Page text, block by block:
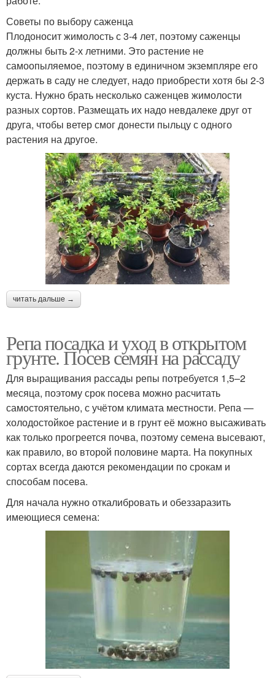
Советы по выбору саженца
Плодоносит жимолость с 3-4 лет, поэтому саженцы
должны быть 2-х летними. Это растение не
самоопыляемое, поэтому в единичном экземпляре его
держать в саду не следует, надо приобрести хотя бы 2-3
куста. Нужно брать несколько саженцев жимолости
разных сортов. Размещать их надо невдалеке друг от
друга, чтобы ветер смог донести пыльцу с одного
растения на другое.
читать дальше →
Репа посадка и уход в открытом
грунте. Посев семян на рассаду
Для выращивания рассады репы потребуется 1,5–2
месяца, поэтому срок посева можно расчитать
самостоятельно, с учётом климата местности. Репа —
холодостойкое растение и в грунт её можно высаживать
как только прогреется почва, поэтому семена высевают,
как правило, во второй половине марта. На покупных
сортах всегда даются рекомендации по срокам и
способам посева.
Для начала нужно откалибровать и обеззаразить
имеющиеся семена: